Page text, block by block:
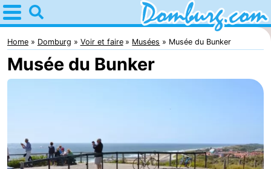
Home
Domburg
Astuces
enfants
Webcam
Home Domburg Voir et faire Musées Musée du Bunker
Musée du Bunker